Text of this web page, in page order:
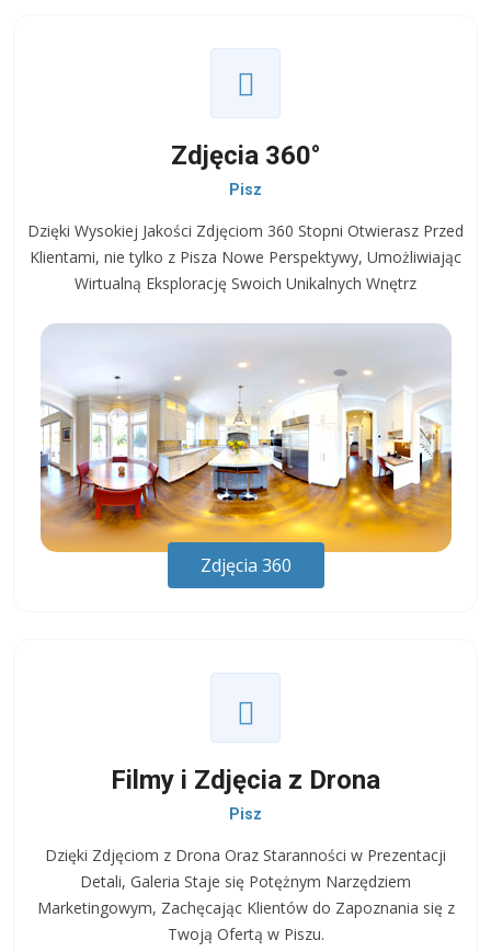
Zdjęcia 360°
Pisz
Dzięki Wysokiej Jakości Zdjęciom 360 Stopni Otwierasz Przed
Klientami, nie tylko z Pisza Nowe Perspektywy, Umożliwiając
Wirtualną Eksplorację Swoich Unikalnych Wnętrz
Zdjęcia 360
Filmy i Zdjęcia z Drona
Pisz
Dzięki Zdjęciom z Drona Oraz Staranności w Prezentacji
Detali, Galeria Staje się Potężnym Narzędziem
Marketingowym, Zachęcając Klientów do Zapoznania się z
Twoją Ofertą w Piszu.